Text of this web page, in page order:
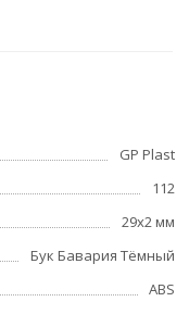
GP Plast
112
29x2 мм
Бук Бавария Тёмный
ABS